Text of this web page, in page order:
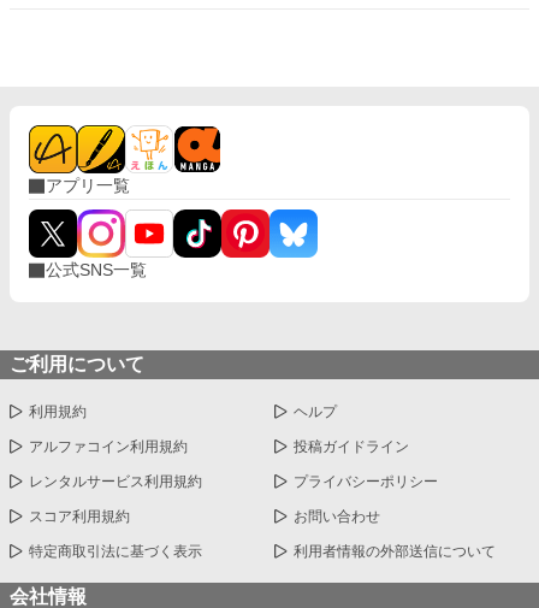
アプリ一覧
公式SNS一覧
ご利用について
利用規約 ヘルプ
アルファコイン利用規約 投稿ガイドライン
レンタルサービス利用規約 プライバシーポリシー
スコア利用規約 お問い合わせ
特定商取引法に基づく表示 利用者情報の外部送信について
会社情報